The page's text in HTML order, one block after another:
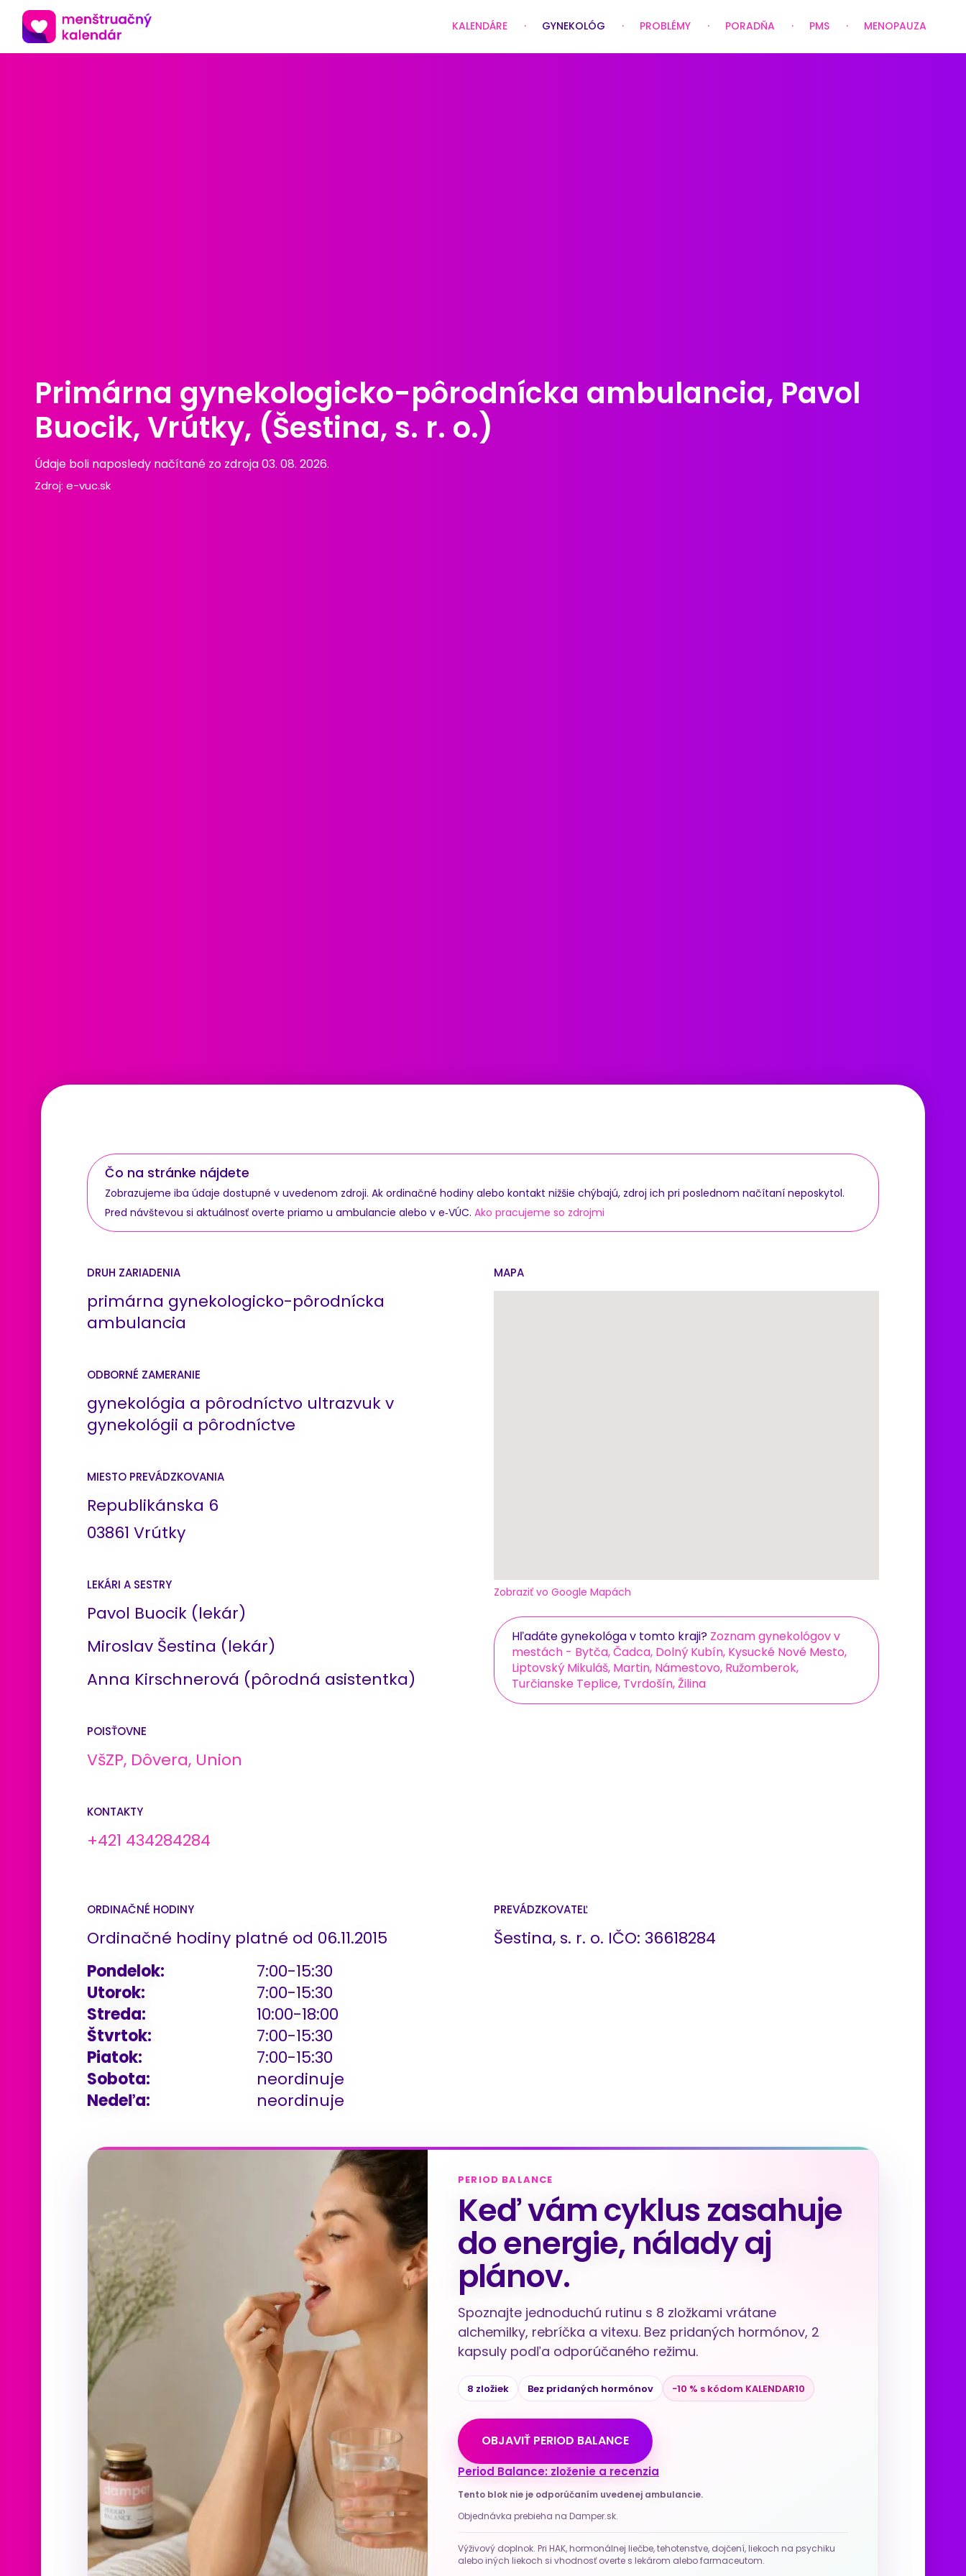
KALENDÁRE GYNEKOLÓG PROBLÉMY PORADŇA PMS MENOPAUZA
Primárna gynekologicko-pôrodnícka ambulancia, Pavol
Buocik, Vrútky, (Šestina, s. r. o.)
Údaje boli naposledy načítané zo zdroja 03. 08. 2026.
Zdroj: e-vuc.sk
Čo na stránke nájdete
Zobrazujeme iba údaje dostupné v uvedenom zdroji. Ak ordinačné hodiny alebo kontakt nižšie chýbajú, zdroj ich pri poslednom načítaní neposkytol.
Pred návštevou si aktuálnosť overte priamo u ambulancie alebo v e‑VÚC. Ako pracujeme so zdrojmi
DRUH ZARIADENIA
primárna gynekologicko-pôrodnícka
ambulancia
ODBORNÉ ZAMERANIE
gynekológia a pôrodníctvo ultrazvuk v
gynekológii a pôrodníctve
MIESTO PREVÁDZKOVANIA
Republikánska 6
03861 Vrútky
LEKÁRI A SESTRY
Pavol Buocik (lekár)
Miroslav Šestina (lekár)
Anna Kirschnerová (pôrodná asistentka)
POISŤOVNE
VšZP, Dôvera, Union
KONTAKTY
+421 434284284
MAPA
Zobraziť vo Google Mapách
Hľadáte gynekológa v tomto kraji? Zoznam gynekológov v
mestách - Bytča, Čadca, Dolný Kubín, Kysucké Nové Mesto,
Liptovský Mikuláš, Martin, Námestovo, Ružomberok,
Turčianske Teplice, Tvrdošín, Žilina
ORDINAČNÉ HODINY
Ordinačné hodiny platné od 06.11.2015
Pondelok:
7:00-15:30
Utorok:
7:00-15:30
Streda:
10:00-18:00
Štvrtok:
7:00-15:30
Piatok:
7:00-15:30
Sobota:
neordinuje
Nedeľa:
neordinuje
PREVÁDZKOVATEĽ
Šestina, s. r. o. IČO: 36618284
PERIOD BALANCE
Keď vám cyklus zasahuje
do energie, nálady aj
plánov.
Spoznajte jednoduchú rutinu s 8 zložkami vrátane
alchemilky, rebríčka a vitexu. Bez pridaných hormónov, 2
kapsuly podľa odporúčaného režimu.
8 zložiek Bez pridaných hormónov −10 % s kódom KALENDAR10
OBJAVIŤ PERIOD BALANCE
Period Balance: zloženie a recenzia
Tento blok nie je odporúčaním uvedenej ambulancie.
Objednávka prebieha na Damper.sk.
Výživový doplnok. Pri HAK, hormonálnej liečbe, tehotenstve, dojčení, liekoch na psychiku
alebo iných liekoch si vhodnosť overte s lekárom alebo farmaceutom.